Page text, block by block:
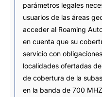
parámetros legales
usuarios de las áreas
acceder al Roaming
en cuenta que su
servicio con
localidades ofertadas
de cobertura de la
en la banda de 700